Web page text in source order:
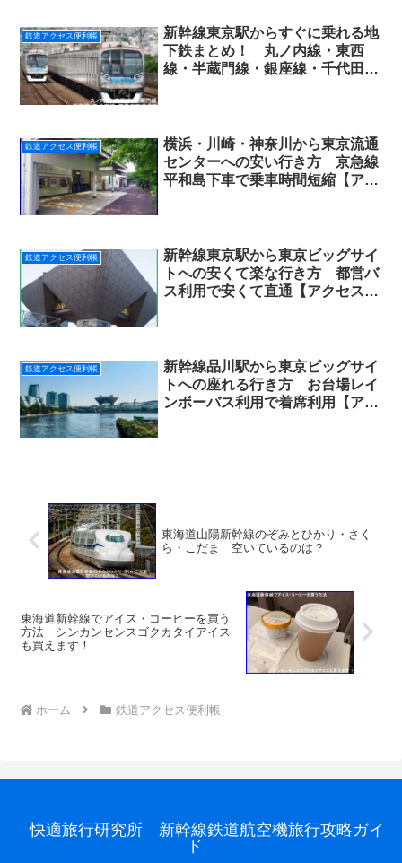
鉄道アクセス便利帳
新幹線東京駅からすぐに乗れる地
下鉄まとめ！ 丸ノ内線・東西
線・半蔵門線・銀座線・千代田
鉄道アクセス便利帳
横浜・川崎・神奈川から東京流通
センターへの安い行き方 京急線
平和島下車で乗車時間短縮【アク
鉄道アクセス便利帳
新幹線東京駅から東京ビッグサイ
トへの安くて楽な行き方 都営バ
ス利用で安くて直通【アクセス便
鉄道アクセス便利帳
新幹線品川駅から東京ビッグサイ
トへの座れる行き方 お台場レイ
ンボーバス利用で着席利用【アク
東海道山陽新幹線のぞみとひかり・さく
ら・こだま 空いているのは？
東海道新幹線でアイス・コーヒーを買う
方法 シンカンセンスゴクカタイアイス
も買えます！
ホーム 鉄道アクセス便利帳
快適旅行研究所 新幹線鉄道航空機旅行攻略ガイ
ド